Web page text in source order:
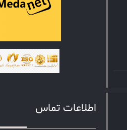
اطلاعات تماس